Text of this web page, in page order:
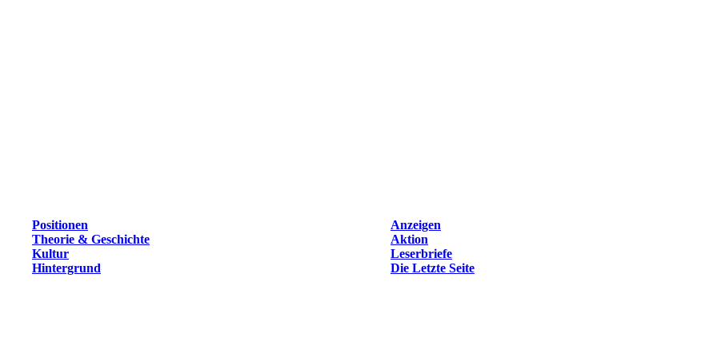
Positionen
Anzeigen
Theorie & Geschichte
Aktion
Kultur
Leserbriefe
Hintergrund Die Letzte Seite